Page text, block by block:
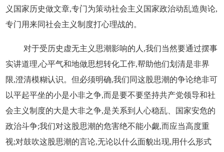
义国家历史做文章,专门为策动社会主义国家政治动乱造舆论,
专门用来同社会主义制度打心理战的。
对于受历史虚无主义思潮影响的人,我们当然要通过摆事
实讲道理,心平气和地做思想转化工作,帮助他们划清是非界
限,澄清模糊认识。但必须明确,我们同这股思潮的争论绝非可
以平起平坐的小是小非之争,而是要不要坚持共产党领导和社
会主义制度的大是大非之争,是关系到人心稳乱、国家安危的
政治斗争;我们对这股思潮的危害绝不能小觑,而应当高度重
视;对鼓吹这股思潮的言论,无论以什么面貌出现,用什么形式